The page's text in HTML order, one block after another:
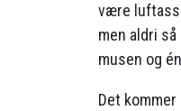
være
men aldri
musen og
Det